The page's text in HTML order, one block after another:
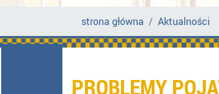
strona główna Aktualności
PROBLEMY